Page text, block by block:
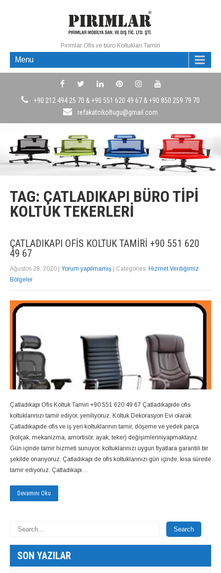
Pırımlar Ofis ve büro Koltukları Tamiri
Menu
+90 212 494 25 70 & +90 551 620 49 67 & +90 850 259 79 70
refakatcikoltugu@gmail.com
TAG: ÇATLADIKAPI BÜRO TIPI
KOLTUK TEKERLERI
ÇATLADIKAPI OFIS KOLTUK TAMIRI +90 551 620
49 67
Ağustos 28, 2020 | Yorum yapılmamış | Categories: Hizmet Verdiğimiz
Bölgeler
Çatladıkapı Ofis Koltuk Tamiri +90 551 620 49 67 Çatladıkapıde ofis
koltuklarınızı tamir ediyor, yeniliyoruz. Koltuk Dekorasyon Evi olarak
Çatladıkapıde ofis ve iş yeri koltuklarının tamir, döşeme ve yedek parça
(kolçak, mekanizma, amortisör, ayak, teker) değişimleriniyapmaktayız.
Gün içinde tamir hizmeti sunuyor, koltuklarınızı uygun fiyatlara garantili bir
şekilde onarıyoruz. Çatladıkapı de ofis koltuklarınızı gün içinde, kısa sürede
tamir ediyoruz. Çatladıkapı…
Devamını Oku
SON YAZILAR